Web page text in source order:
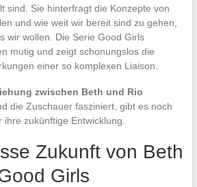
sind. Sie hinterfragt die Konzepte von
und wie weit wir bereit sind zu gehen,
wir wollen. Die Serie Good Girls
mutig und zeigt schonungslos die
einer so komplexen Liaison.
zwischen Beth und Rio
die Zuschauer fasziniert, gibt es noch
zukünftige Entwicklung.
Zukunft von Beth
Girls